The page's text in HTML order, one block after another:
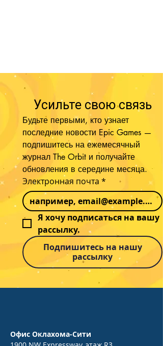
Усильте свою связь
Будьте первыми, кто узнает
последние новости Epic Games —
подпишитесь на ежемесячный
журнал The Orbit и получайте
обновления в середине месяца.
Электронная почта *
Я хочу подписаться на вашу
рассылку.
Подпишитесь на нашу
рассылку
Офис Оклахома-Сити